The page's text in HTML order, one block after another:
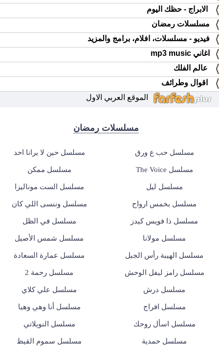
الابراج - حظك اليوم
مسلسلات رمضان
فيديو - مسلسلات، افلام، برامج والمزيد
اغاني mp3 music
عالم الفلك
اقوال وطرائف
الموقع العربي الاول
مسلسلات رمضان
مسلسل حب ع ورق مسلسل حين لا يرانا احد
مسلسل The Voice مسلسل ممكن
مسلسل ليل مسلسل الست موناليزا
مسلسل بخمس ارواح مسلسل وننسى اللي كان
مسلسل ذا فويس كيدز مسلسل في الظل
مسلسل مولانا مسلسل شمس الأصيل
مسلسل الهيبة رأس الجبل مسلسل عمارة السعادة
مسلسل رامز ليفل الوحش مسلسل رحمة 2
مسلسل درش مسلسل علي كلاي
مسلسل افراج مسلسل أنا وهي وهيا
مسلسل اسأل روحك مسلسل النويلاتي
مسلسل حمدية مسلسل سموم القيظ